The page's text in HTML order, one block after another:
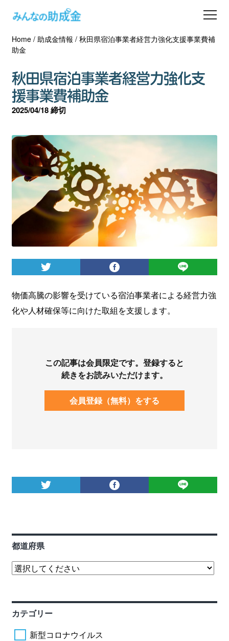
助成金を探す
士業の方へ
助成金コラム
専門家一覧
ダウンロード
会員登録
ログイン
Home/ 助成金情報 / 秋田県宿泊事業者経営力強化支援事業費補
助金
秋田県宿泊事業者経営力強化支
援事業費補助金
2025/04/18 締切
物価高騰の影響を受けている宿泊事業者による経営力強
化や人材確保等に向けた取組を支援します。
この記事は会員限定です。登録すると
続きをお読みいただけます。
会員登録（無料）をする
都道府県
カテゴリー
新型コロナウイルス